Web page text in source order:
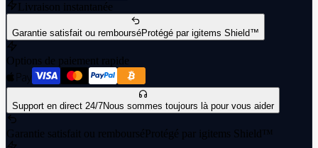
Livraison instantanée
Garantie satisfait ou rembourséProtégé par igitems Shield™
Options de paiement rapide
Support en direct 24/7Nous sommes toujours là pour vous aider
Garantie satisfait ou rembourséProtégé par igitems Shield™